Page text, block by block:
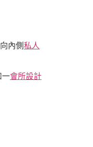
內側私人
一會所設計